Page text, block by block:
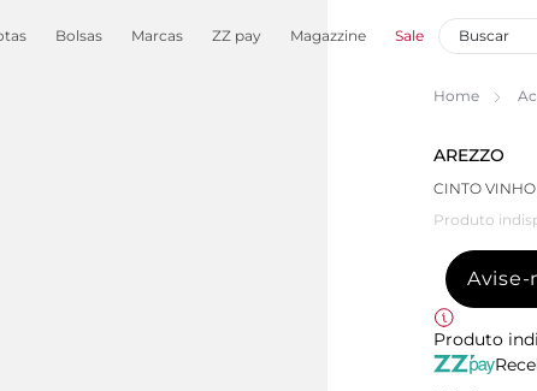
Bolsas Marcas ZZ pay Magazzine Sale
Home
AREZZO
CINTO
Produto
Avise-
Produto